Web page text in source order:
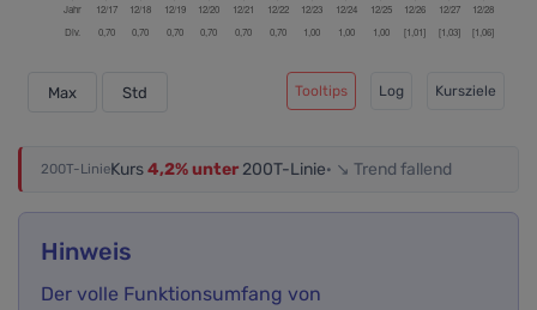
Max Std Tooltips Log Kursziele
200T-LinieKurs4,2% unter200T-Linie· ↘ Trend fallend
Hinweis
Der volle Funktionsumfang von